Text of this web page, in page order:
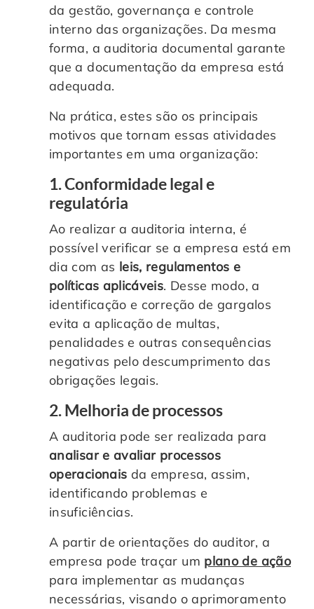
da gestão, governança e controle
interno das organizações. Da mesma
forma, a auditoria documental garante
que a documentação da empresa está
adequada.
Na prática, estes são os principais
motivos que tornam essas atividades
importantes em uma organização:
1. Conformidade legal e
regulatória
Ao realizar a auditoria interna, é
possível verificar se a empresa está em
dia com as leis, regulamentos e
políticas aplicáveis. Desse modo, a
identificação e correção de gargalos
evita a aplicação de multas,
penalidades e outras consequências
negativas pelo descumprimento das
obrigações legais.
2. Melhoria de processos
A auditoria pode ser realizada para
analisar e avaliar processos
operacionais da empresa, assim,
identificando problemas e
insuficiências.
A partir de orientações do auditor, a
empresa pode traçar um plano de ação
para implementar as mudanças
necessárias, visando o aprimoramento